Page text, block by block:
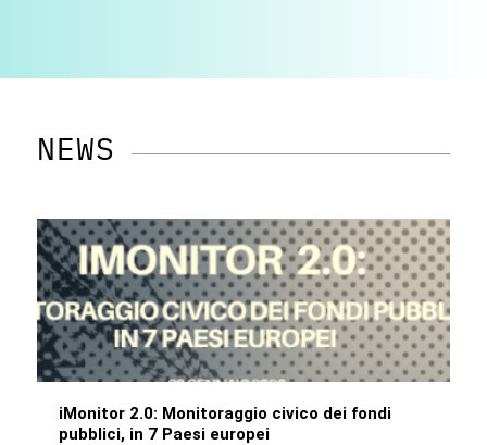
NEWS
iMonitor 2.0: Monitoraggio civico dei fondi
pubblici, in 7 Paesi europei